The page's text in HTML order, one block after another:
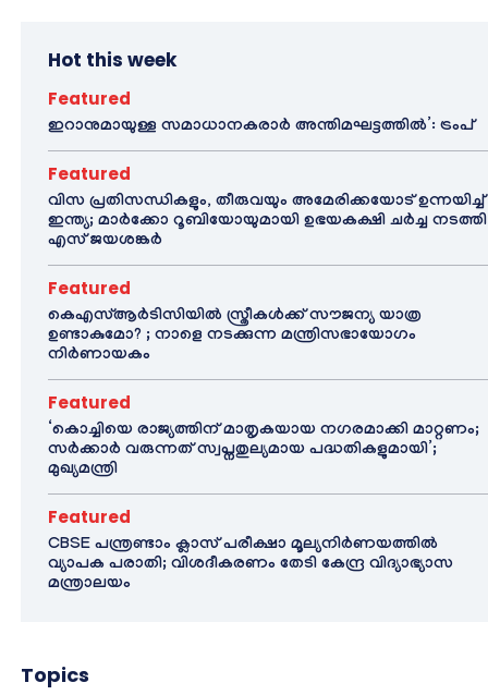
Hot this week
Featured
ഇറാനുമായുള്ള സമാധാനകരാർ അന്തിമഘട്ടത്തിൽ‌’: ട്രംപ്
Featured
വിസ പ്രതിസന്ധികളും, തീരുവയും അമേരിക്കയോട് ഉന്നയിച്ച്
ഇന്ത്യ; മാർക്കോ റൂബിയോയുമായി ഉഭയകക്ഷി ചർച്ച നടത്തി
എസ് ജയശങ്കർ
Featured
കെഎസ്ആർടിസിയിൽ സ്ത്രീകൾക്ക് സൗജന്യ യാത്ര
ഉണ്ടാകുമോ? ; നാളെ നടക്കുന്ന മന്ത്രിസഭായോഗം
നിർണായകം
Featured
‘കൊച്ചിയെ രാജ്യത്തിന് മാതൃകയായ നഗരമാക്കി മാറ്റണം;
സർക്കാർ വരുന്നത് സ്വപ്നതുല്യമായ പദ്ധതികളുമായി’;
മുഖ്യമന്ത്രി
Featured
CBSE പന്ത്രണ്ടാം ക്ലാസ് പരീക്ഷാ മൂല്യനിർണയത്തിൽ
വ്യാപക പരാതി; വിശദീകരണം തേടി കേന്ദ്ര വിദ്യാഭ്യാസ
മന്ത്രാലയം
Topics